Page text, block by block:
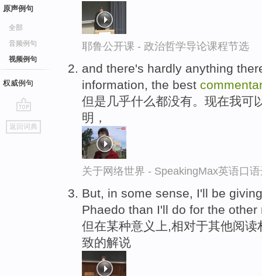
原声例句
全部
音频例句
视频例句
权威例句
go
top
返回词典
耶鲁公开课 - 政治哲学导论课程节选
and there's hardly anything
information, the best
但是几乎什么都没有。现在我可
明，
关于网络世界 - SpeakingMax英语口
But, in some sense, I'll be
Phaedo than I'll do for the other
但在某种意义上,相对于其他阅
致的解说